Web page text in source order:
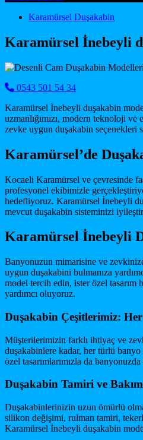
Main Navigation
Karamürsel Duşakabin
Karamürsel İnebeyli
0543 501 54 34
Karamürsel İnebeyli duşakabin
uzmanlığımızı, modern teknoloji
zevke uygun duşakabin seçenekleri
Karamürsel’de
Kocaeli Karamürsel ve çevresinde
profesyonel ekibimizle
hedefliyoruz. Karamürsel İnebeyli
mevcut duşakabin sisteminizi
Karamürsel İnebeyli
Banyonuzun mimarisine ve
uygun duşakabini bulmanıza
model tercih edin, ister özel
yardımcı oluyoruz.
Duşakabin Çeşitlerimiz:
Müşterilerimizin farklı ihtiyaç ve
duşakabinlere kadar, her türlü
özel tasarımlarımızla da
Duşakabin Tamiri ve
Duşakabinlerinizin uzun ömürlü
silikon değişimi, rulman tamiri,
Karamürsel İnebeyli duşakabin